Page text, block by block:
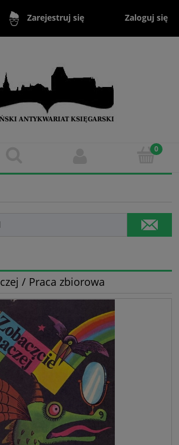
Zarejestruj się Zaloguj się
/ Praca zbiorowa